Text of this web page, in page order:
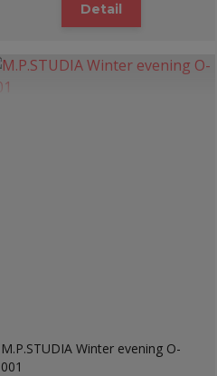
Detail
M.P.STUDIA Winter evening O-
001